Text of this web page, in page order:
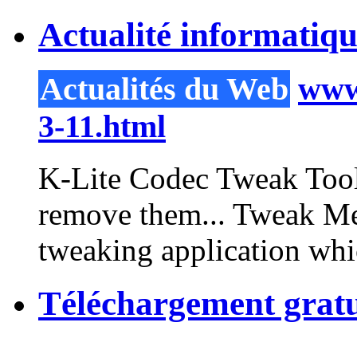
Actualité
Actualités du Web
3-11.html
K-Lite Codec Tweak
remove them... Tweak
tweaking application
Téléchargement